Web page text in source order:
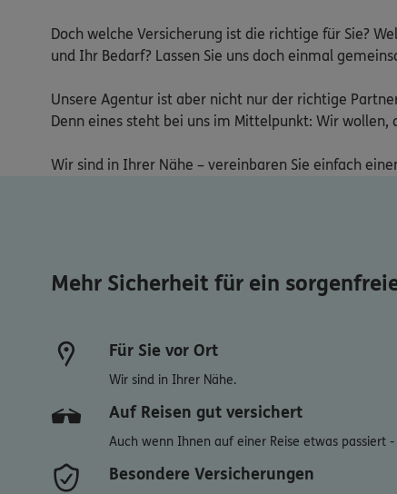
Doch welche Versicherung ist die richtige für Sie?
und Ihr Bedarf? Lassen Sie uns doch einmal
Unsere Agentur ist aber nicht nur der richtige
Denn eines steht bei uns im Mittelpunkt: Wir wollen,
Wir sind in Ihrer Nähe – vereinbaren Sie einfach
Mehr Sicherheit für ein
Für Sie vor Ort
Wir sind in Ihrer Nähe.
Auf Reisen gut versichert
Auch wenn Ihnen auf einer Reise etwas passiert
Besondere Versicherungen